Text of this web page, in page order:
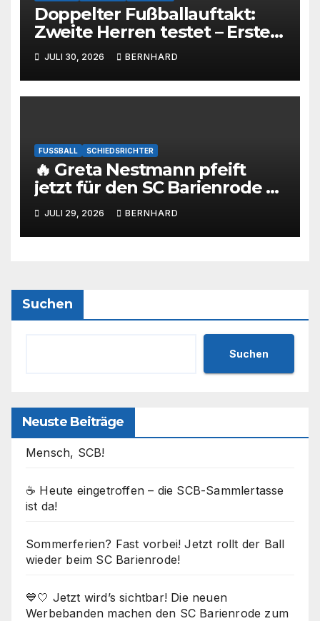
Doppelter Fußballauftakt:
Zweite Herren testet – Erste
Herren startet im Kreispokal
JULI 30, 2026 BERNHARD
FUSSBALL SCHIEDSRICHTER
🔥 Greta Nestmann pfeift
jetzt für den SC Barienrode –
unsere jüngste
Schiedsrichterin hat die
Prüfung bestanden! 💙🤍⚽
JULI 29, 2026 BERNHARD
Suchen
Suchen
Neuste Beiträge
Mensch, SCB!
☕ Heute eingetroffen – die SCB-Sammlertasse
ist da!
Sommerferien? Fast vorbei! Jetzt rollt der Ball
wieder beim SC Barienrode!
💙🤍 Jetzt wird’s sichtbar! Die neuen
Werbebanden machen den SC Barienrode zum